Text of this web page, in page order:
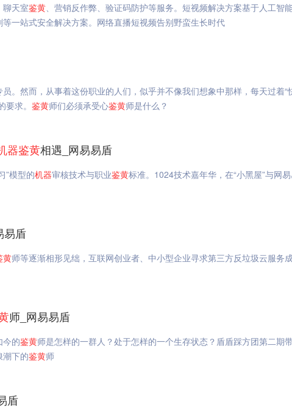
聊天室鉴黄、营销反作弊、验证码防护等服务。短视频解决方案基于人工智
一站式安全解决方案。网络直播短视频告别野蛮生长时代
。然而，从事着这份职业的人们，似乎并不像我们想象中那样，每天过着“
求。 鉴黄师们必须承受心鉴黄师是什么？
器鉴黄相遇_网易易盾
”模型的机器审核技术与职业鉴黄标准。1024技术嘉年华，在“小黑屋”与网
易盾
黄师等逐渐相形见绌，互联网创业者、中小型企业寻求第三方反垃圾云服务
师_网易易盾
今的鉴黄师是怎样的一群人？处于怎样的一个生存状态？盾盾踩方团第二期
潮下的鉴黄师
盾